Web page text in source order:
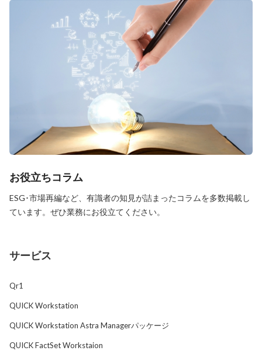
お役立ちコラム
ESG･市場再編など、有識者の知見が詰まったコラムを多数掲載し
ています。ぜひ業務にお役立てください。
サービス
Qr1
QUICK Workstation
QUICK Workstation Astra Managerパッケージ
QUICK FactSet Workstaion